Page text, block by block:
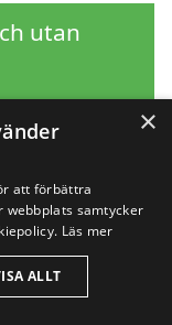
utan
×
att förbättra
webbplats samtycker
Läs mer
ALLT